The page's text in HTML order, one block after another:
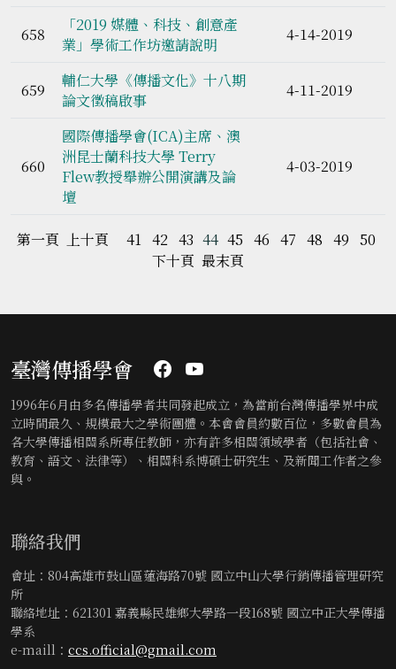
658
「2019 媒體、科技、創意產
業」學術工作坊邀請說明
4-14-2019
659
輔仁大學《傳播文化》十八期
論文徵稿啟事
4-11-2019
660
國際傳播學會(ICA)主席、澳
洲昆士蘭科技大學 Terry
Flew教授舉辦公開演講及論
壇
4-03-2019
第一頁 上十頁 41 42 43 44 45 46 47 48 49 50
下十頁 最末頁
臺灣傳播學會
1996年6月由多名傳播學者共同發起成立，為當前台灣傳播學界中成
立時間最久、規模最大之學術團體。本會會員約數百位，多數會員為
各大學傳播相關系所專任教師，亦有許多相關領域學者（包括社會、
教育、語文、法律等）、相關科系博碩士研究生、及新聞工作者之參
與。
聯絡我們
會址：804高雄市鼓山區蓮海路70號 國立中山大學行銷傳播管理研究
所
聯絡地址：621301 嘉義縣民雄鄉大學路一段168號 國立中正大學傳播
學系
e-maill： ccs.official@gmail.com